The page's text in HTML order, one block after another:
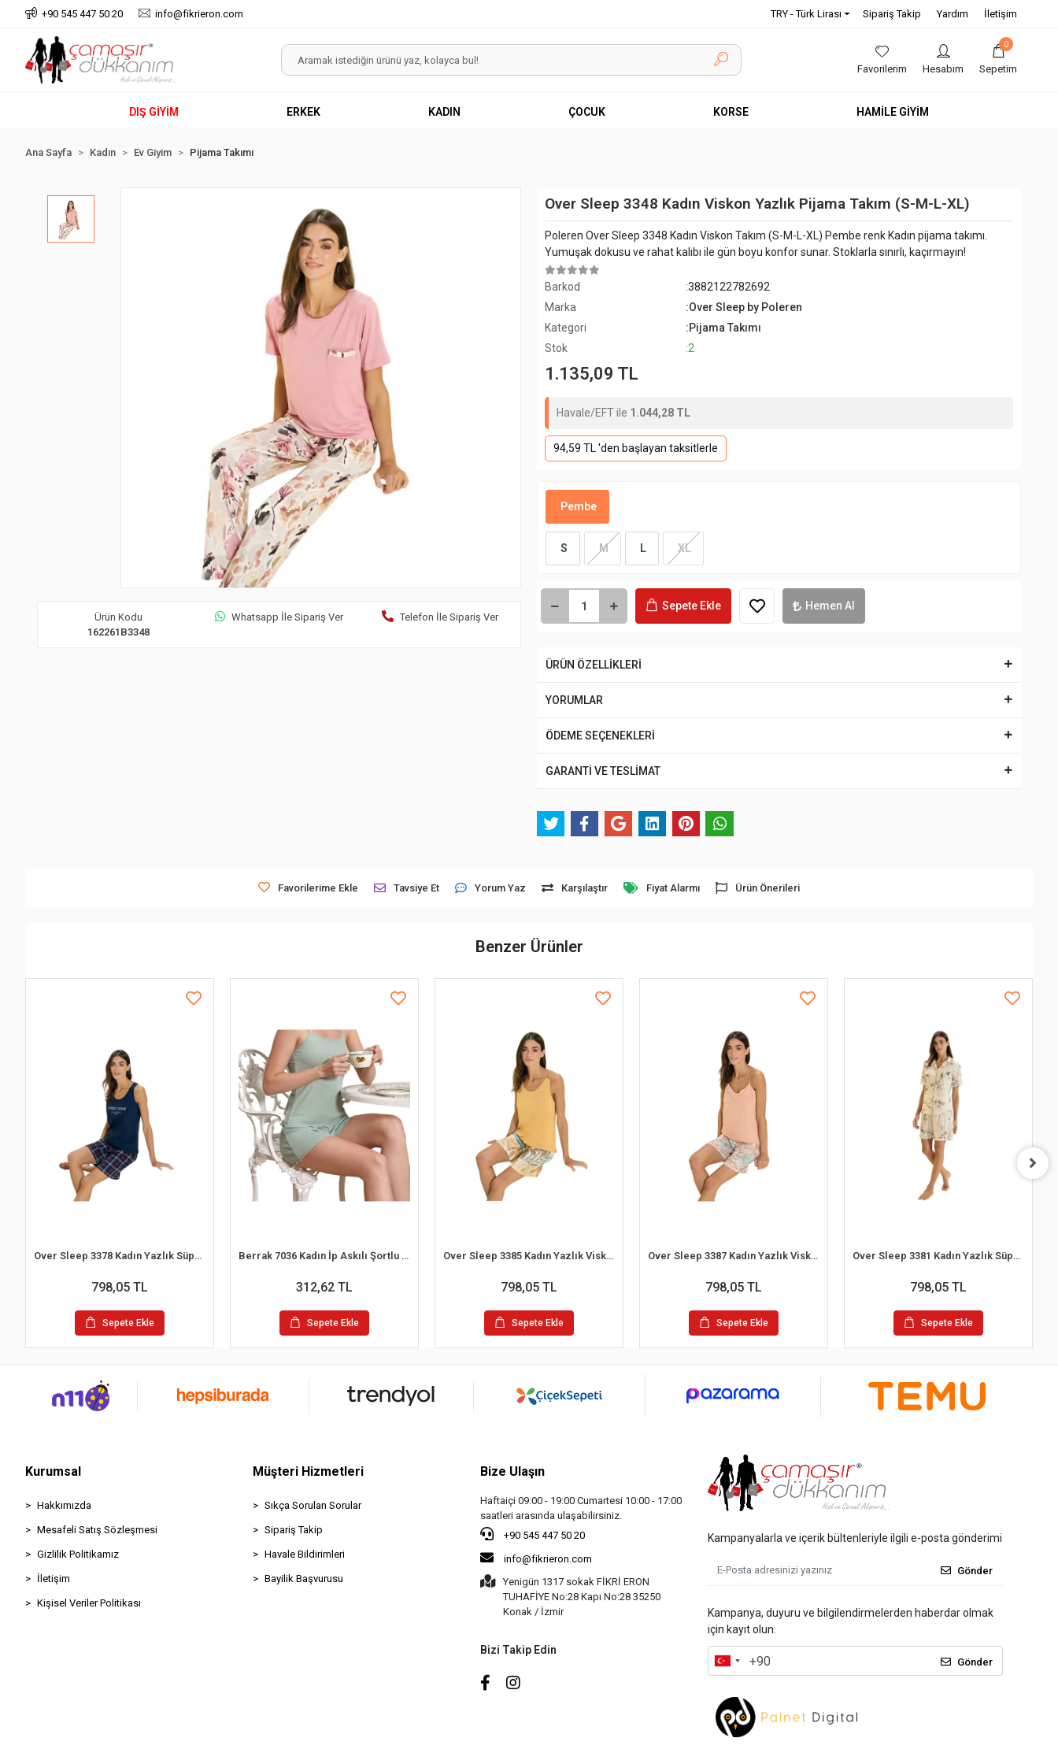
+90 545 447 50 20 info@fikrieron.com TRY - Türk Lirası Sipariş Takip Yardım İletişim
Favorilerim Hesabım
0
Sepetim
DIŞ GİYİM ERKEK KADIN ÇOCUK KORSE HAMİLE GİYİM
Ana Sayfa Kadın Ev Giyim Pijama Takımı
Ürün Kodu
162261B3348
Whatsapp İle Sipariş Ver Telefon İle Sipariş Ver
Over Sleep 3348 Kadın Viskon Yazlık Pijama Takım (S-M-L-XL)
Poleren Over Sleep 3348 Kadın Viskon Takım (S-M-L-XL) Pembe renk Kadın pijama takımı.
Yumuşak dokusu ve rahat kalıbı ile gün boyu konfor sunar. Stoklarla sınırlı, kaçırmayın!
Barkod
:3882122782692
Marka
:Over Sleep by Poleren
Kategori
:Pijama Takımı
Stok
:2
1.135,09 TL
Havale/EFT ile 1.044,28 TL
94,59 TL 'den başlayan taksitlerle
Pembe
S M L XL
Sepete Ekle Hemen Al
ÜRÜN ÖZELLİKLERİ
YORUMLAR
ÖDEME SEÇENEKLERİ
GARANTİ VE TESLİMAT
Favorilerime Ekle Tavsiye Et Yorum Yaz Karşılaştır Fiyat Alarmı Ürün Önerileri
Benzer Ürünler
Over Sleep 3378 Kadın Yazlık Süprem Şort Pijama Takım (M-L-XL-XXL)
798,05 TL
Sepete Ekle
Berrak 7036 Kadın İp Askılı Şortlu Pijama Takım
312,62 TL
Sepete Ekle
Over Sleep 3385 Kadın Yazlık Viskon Şort Pijama Takım (S-M-L-XL)
798,05 TL
Sepete Ekle
Over Sleep 3387 Kadın Yazlık Viskon Şort Pijama Takım (S-M-L-XL)
798,05 TL
Sepete Ekle
Over Sleep 3381 Kadın Yazlık Süprem Şort Pijama Takım (M-L-XL-XXL)
798,05 TL
Sepete Ekle
Kurumsal
Hakkımızda
Mesafeli Satış Sözleşmesi
Gizlilik Politikamız
İletişim
Kişisel Veriler Politikası
Müşteri Hizmetleri
Sıkça Sorulan Sorular
Sipariş Takip
Havale Bildirimleri
Bayilik Başvurusu
Bize Ulaşın
Haftaiçi 09:00 - 19:00 Cumartesi 10:00 - 17:00
saatleri arasında ulaşabilirsiniz.
+90 545 447 50 20
info@fikrieron.com
Yenigün 1317 sokak FİKRİ ERON
TUHAFİYE No:28 Kapı No:28 35250
Konak / İzmir
Bizi Takip Edin
Kampanyalarla ve içerik bültenleriyle ilgili e-posta gönderimi
Gönder
Kampanya, duyuru ve bilgilendirmelerden haberdar olmak
için kayıt olun.
Gönder